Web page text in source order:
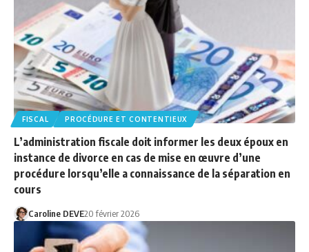
FISCAL PROCÉDURE ET CONTENTIEUX
L’administration fiscale doit informer les deux époux en
instance de divorce en cas de mise en œuvre d’une
procédure lorsqu’elle a connaissance de la séparation en
cours
Caroline DEVE20 février 2026